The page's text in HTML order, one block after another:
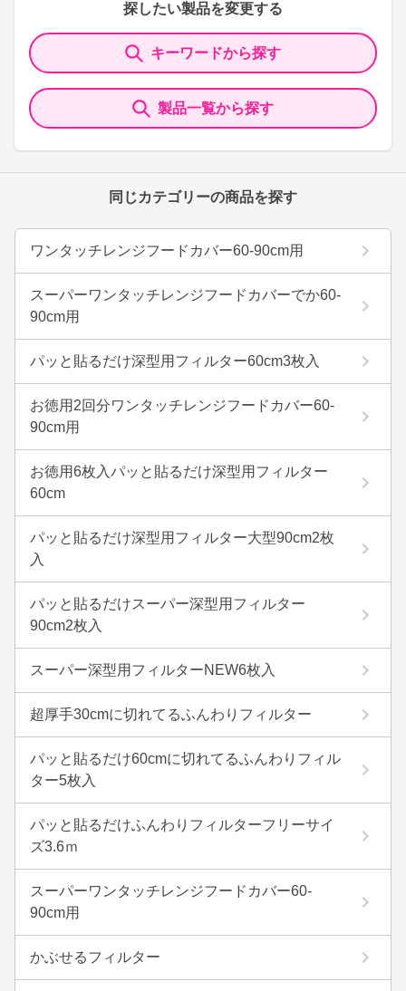
探したい製品を変更する
キーワードから探す
製品一覧から探す
同じカテゴリーの商品を探す
ワンタッチレンジフードカバー60-90cm用
スーパーワンタッチレンジフードカバーでか60-
90cm用
パッと貼るだけ深型用フィルター60cm3枚入
お徳用2回分ワンタッチレンジフードカバー60-
90cm用
お徳用6枚入パッと貼るだけ深型用フィルター
60cm
パッと貼るだけ深型用フィルター大型90cm2枚
入
パッと貼るだけスーパー深型用フィルター
90cm2枚入
スーパー深型用フィルターNEW6枚入
超厚手30cmに切れてるふんわりフィルター
パッと貼るだけ60cmに切れてるふんわりフィル
ター5枚入
パッと貼るだけふんわりフィルターフリーサイ
ズ3.6ｍ
スーパーワンタッチレンジフードカバー60-
90cm用
かぶせるフィルター